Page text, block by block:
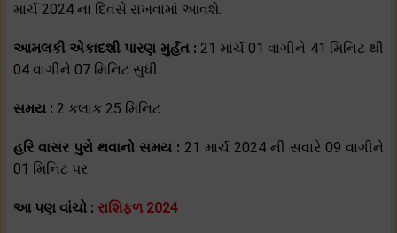
માર્ચ 2024 ના દિવસે રાખવામાં આવશે.
આમલકી એકાદશી પારણ મુર્હત : 21 માર્ચ 01 વાગીને 41 મિનિટ થી
04 વાગીને 07 મિનિટ સુધી.
સમય : 2 કલાક 25 મિનિટ
હરિ વાસર પુરો થવાનો સમય : 21 માર્ચ 2024 ની સવારે 09 વાગીને
01 મિનિટ પર
આ પણ વાંચો : રાશિફળ 2024